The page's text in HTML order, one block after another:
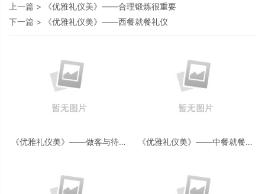
上一篇 >
《优雅礼仪美》——合理锻炼很重要
下一篇 >
《优雅礼仪美》——西餐就餐礼仪
《优雅礼仪美》——做客与待客
《优雅礼仪美》——中餐就餐礼